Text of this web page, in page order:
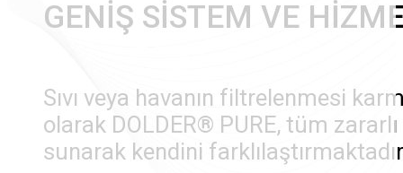
GENİŞ SİSTEM VE
Sıvı veya havanın filtrelenmesi
olarak DOLDER® PURE, tüm
sunarak kendini